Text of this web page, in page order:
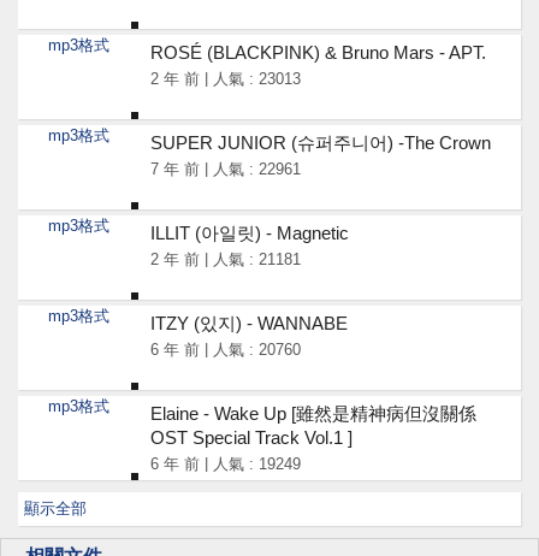
mp3格式 ROSÉ (BLACKPINK) & Bruno Mars - APT.
2 年 前 | 人氣 : 23013
mp3格式 SUPER JUNIOR (슈퍼주니어) -The Crown
7 年 前 | 人氣 : 22961
mp3格式 ILLIT (아일릿) - Magnetic
2 年 前 | 人氣 : 21181
mp3格式 ITZY (있지) - WANNABE
6 年 前 | 人氣 : 20760
mp3格式
Elaine - Wake Up [雖然是精神病但沒關係
OST Special Track Vol.1 ]
6 年 前 | 人氣 : 19249
顯示全部